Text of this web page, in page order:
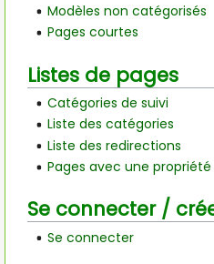
Modèles non catégorisés
Pages courtes
Listes de pages
Catégories de suivi
Liste des catégories
Liste des redirections
Pages avec une
Se connecter /
Se connecter